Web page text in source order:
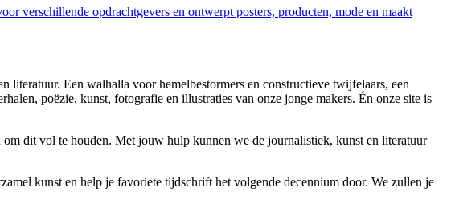
verschillende opdrachtgevers en ontwerpt posters, producten, mode en maakt
Een walhalla voor hemelbestormers en constructieve twijfelaars, een
poëzie, kunst, fotografie en illustraties van onze jonge makers. Én onze site is
dit vol te houden. Met jouw hulp kunnen we de journalistiek, kunst en literatuur
kunst en help je favoriete tijdschrift het volgende decennium door. We zullen je